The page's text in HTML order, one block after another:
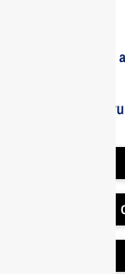
Il
Le bruit et la